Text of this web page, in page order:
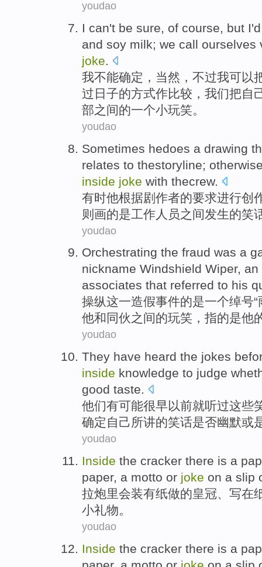
youdao
I can't be sure, of course, but I
and soy milk; we call ourselves
joke.
我不能确定 ， 当然 ， 不过我可以
过日子的方式作比较， 我们把自
部之间的一个小玩笑。
youdao
Sometimes hedoes a drawing
relates to thestoryline;
inside joke with thecrew.
有时他根据剧作者的要求进行创
则 画的是工作人员之间发生的笑
youdao
Orchestrating the fraud was a
nickname Windshield Wiper, an
associates that referred to his
操纵这一造假事件的是一个绰号“
他和同伙之间的玩笑 ， 指的是他
youdao
They have heard the jokes
inside knowledge to judge
good taste.
他们有可能很早以前就听过这些
确定 自己所讲的笑话是否幽默或
youdao
Inside the cracker there is a
paper, a motto or joke on a slip
拉炮里会装有纸做的皇冠、写在
小礼物。
youdao
Inside the cracker there is a